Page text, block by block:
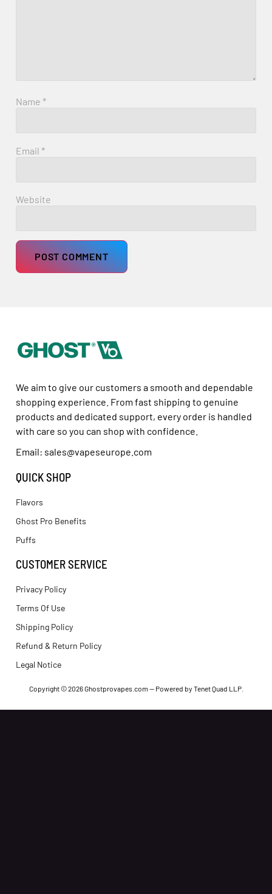
Name *
Email *
Website
We aim to give our customers a smooth and dependable
shopping experience. From fast shipping to genuine
products and dedicated support, every order is handled
with care so you can shop with confidence.
Email: sales@vapeseurope.com
QUICK SHOP
Flavors
Ghost Pro Benefits
Puffs
CUSTOMER SERVICE
Privacy Policy
Terms Of Use
Shipping Policy
Refund & Return Policy
Legal Notice
Copyright© 2026Ghostprovapes.com — Powered by Tenet Quad LLP.